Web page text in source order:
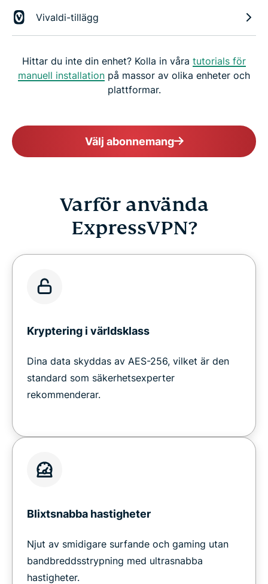
Vivaldi-tillägg
Hittar du inte din enhet? Kolla in våra tutorials för
manuell installation på massor av olika enheter och
plattformar.
Välj abonnemang
Varför använda
ExpressVPN?
Kryptering i världsklass
Dina data skyddas av AES-256, vilket är den
standard som säkerhetsexperter
rekommenderar.
Blixtsnabba hastigheter
Njut av smidigare surfande och gaming utan
bandbreddsstrypning med ultrasnabba
hastigheter.